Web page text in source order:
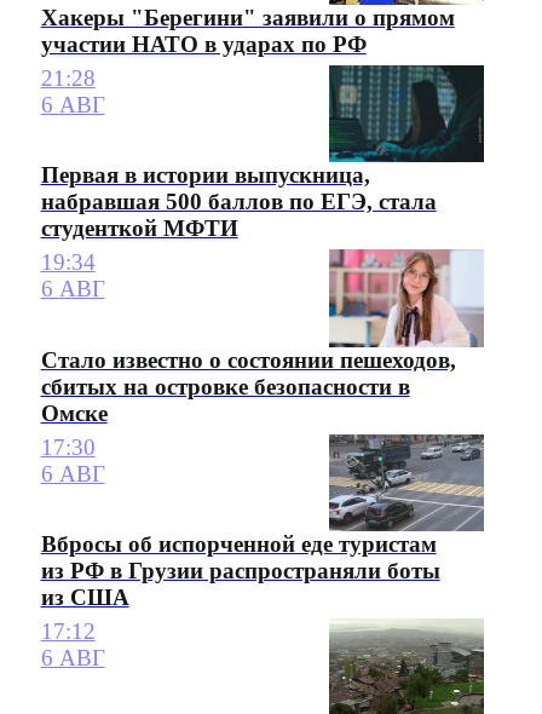
Хакеры "Берегини" заявили о прямом
участии НАТО в ударах по РФ
21:28
6 АВГ
Первая в истории выпускница,
набравшая 500 баллов по ЕГЭ, стала
студенткой МФТИ
19:34
6 АВГ
Стало известно о состоянии пешеходов,
сбитых на островке безопасности в
Омске
17:30
6 АВГ
Вбросы об испорченной еде туристам
из РФ в Грузии распространяли боты
из США
17:12
6 АВГ